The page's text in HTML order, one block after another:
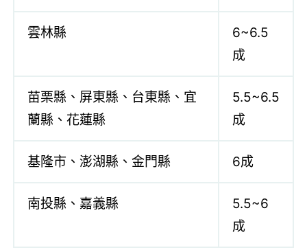
雲林縣
6~6.5
成
苗栗縣、屏東縣、台東縣、宜
蘭縣、花蓮縣
5.5~6.5
成
基隆市、澎湖縣、金門縣 6成
南投縣、嘉義縣
5.5~6
成